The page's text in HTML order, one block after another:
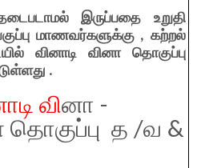
இருப்பதை உறுதி
மாணவர்களுக்கு , கற்றல்
வினாடி வினா தொகுப்பு
.
வினா -
த /வ &